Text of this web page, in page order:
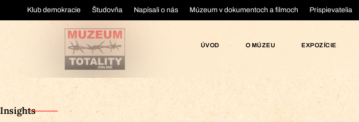
Klub demokracie Študovňa Napísali o nás Múzeum v dokumentoch a filmoch Prispievatelia
ÚVOD O MÚZEU EXPOZÍCIE
Insights